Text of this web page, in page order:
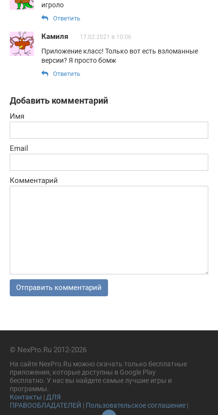
игроло
Ответить
Камиля 17.02.2021 в 10:06
Приложение класс! Только вот есть взломанные
версии? Я просто бомж
Ответить
Добавить комментарий
Имя
Email
Комментарий
© NexPro.Ru 2012-2026
На сайте NexPro.Ru можно скачать только бесплатные
приложения, которые доступны в Google Play
бесплатно. У нас вы найдете самые лучшие игры и
программы.
Контакты | ДЛЯ
ПРАВООБЛАДАТЕЛЕЙ | Пользовательское соглашение |